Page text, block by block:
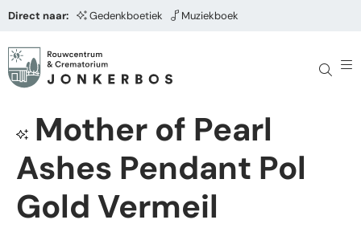
Direct naar: Gedenkboetiek Muziekboek
Mother of Pearl
Ashes Pendant Pol
Gold Vermeil